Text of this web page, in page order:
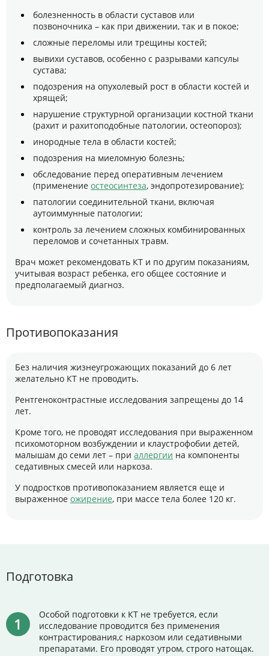
болезненность в области суставов или
позвоночника – как при движении, так и в покое;
сложные переломы или трещины костей;
вывихи суставов, особенно с разрывами капсулы
сустава;
подозрения на опухолевый рост в области костей и
хрящей;
нарушение структурной организации костной ткани
(рахит и рахитоподобные патологии, остеопороз);
инородные тела в области костей;
подозрения на миеломную болезнь;
обследование перед оперативным лечением
(применение остеосинтеза, эндопротезирование);
патологии соединительной ткани, включая
аутоиммунные патологии;
контроль за лечением сложных комбинированных
переломов и сочетанных травм.
Врач может рекомендовать КТ и по другим показаниям,
учитывая возраст ребенка, его общее состояние и
предполагаемый диагноз.
Противопоказания
Без наличия жизнеугрожающих показаний до 6 лет
желательно КТ не проводить.
Рентгеноконтрастные исследования запрещены до 14
лет.
Кроме того, не проводят исследования при выраженном
психомоторном возбуждении и клаустрофобии детей,
малышам до семи лет – при аллергии на компоненты
седативных смесей или наркоза.
У подростков противопоказанием является еще и
выраженное ожирение, при массе тела более 120 кг.
Подготовка
Особой подготовки к КТ не требуется, если
исследование проводится без применения
контрастирования,с наркозом или седативными
препаратами. Его проводят утром, строго натощак.